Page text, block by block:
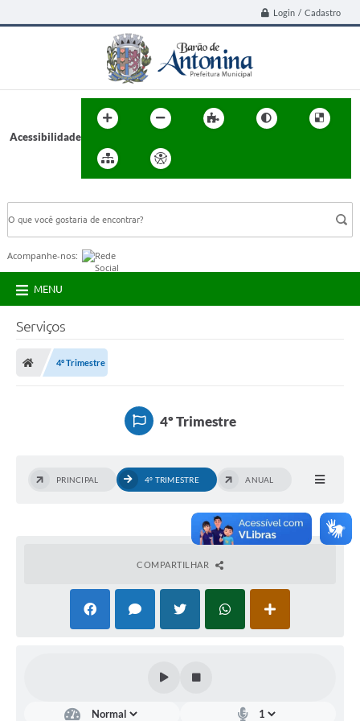
Login / Cadastro
Acessibilidade
Acompanhe-nos:
MENU
Serviços
4º Trimestre
4º Trimestre
PRINCIPAL 4º TRIMESTRE ANUAL
COMPARTILHAR